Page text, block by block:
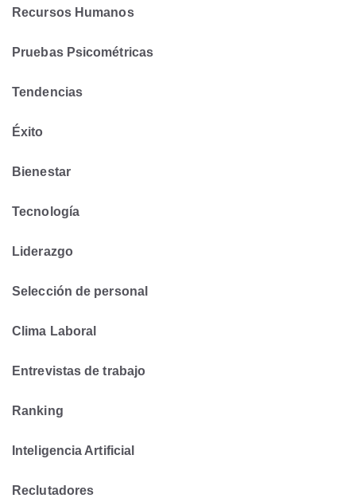
Recursos Humanos
Pruebas Psicométricas
Tendencias
Éxito
Bienestar
Tecnología
Liderazgo
Selección de personal
Clima Laboral
Entrevistas de trabajo
Ranking
Inteligencia Artificial
Reclutadores